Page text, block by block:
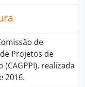
de
Projetos de
(CAGPPI), realizada
2016.